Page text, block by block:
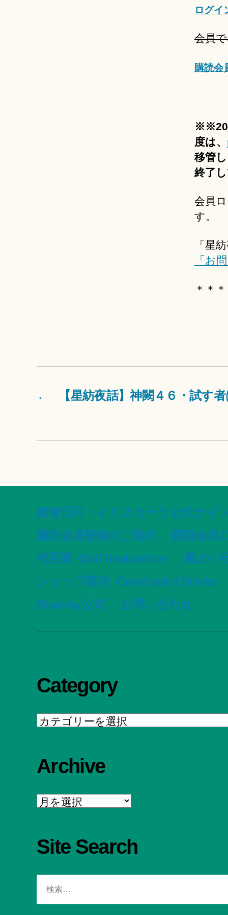
ログイ
会員
購読会
度は、
移管
終了
会員
す。
「星
「お
＊＊
← 【星紡夜話】神闕４６・試す
船智日月・イリスカーラ公式サイ
購読会員登録のご案内
購読会員
桜荘園 -Doll Realization-
風の小
ショップ案内 -CreativeArt Works-
Bluesky公式
お問い合わせ
Category
Category
Archive
Archive
Site Search